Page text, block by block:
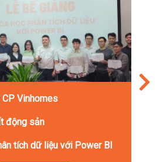
CP Vinhomes
động sản
tích dữ liệu với Power BI